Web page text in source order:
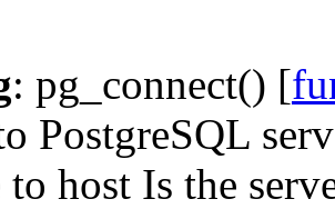
: pg_connect() [
PostgreSQL
host Is the